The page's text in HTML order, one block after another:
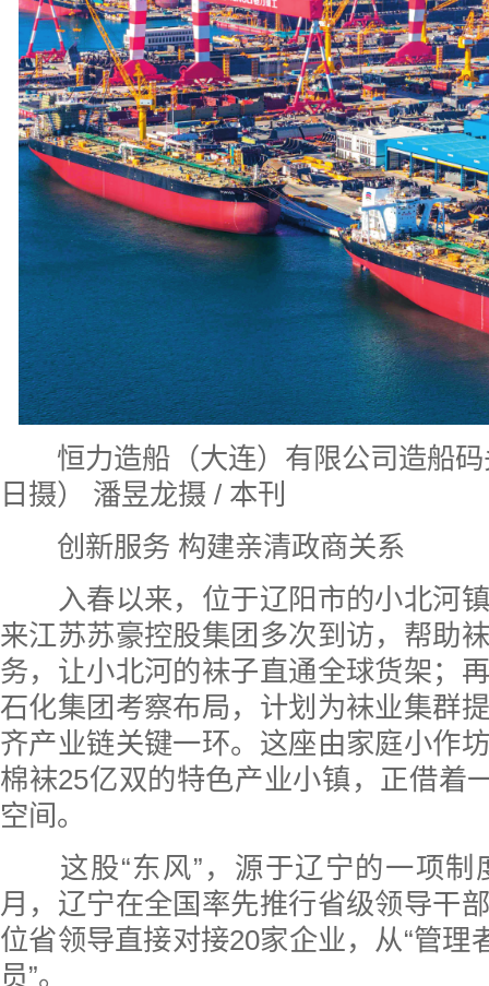
恒力造船（大连）有限公司造船
日摄） 潘昱龙摄 / 本刊
创新服务 构建亲清政商关系
入春以来，位于辽阳市的小北河镇
来江苏苏豪控股集团多次到访，帮助
务，让小北河的袜子直通全球货架；
石化集团考察布局，计划为袜业集群
齐产业链关键一环。这座由家庭小作
棉袜25亿双的特色产业小镇，正借着
空间。
这股“东风”，源于辽宁的一项制
月，辽宁在全国率先推行省级领导干
位省领导直接对接20家企业，从“管理
员”。